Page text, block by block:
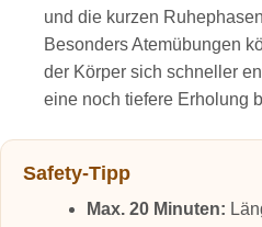
und die kurzen
Besonders Atemübungen
der Körper sich schneller
eine noch tiefere Erholung
Safety‑Tipp
Max. 20 Minuten: